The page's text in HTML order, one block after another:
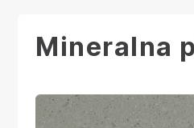
Mineralna